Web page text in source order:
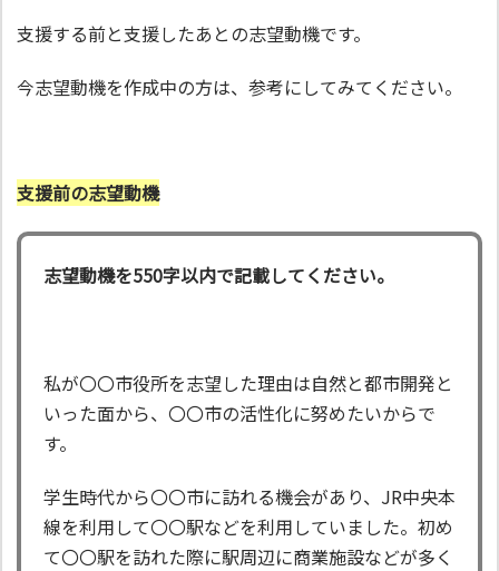
支援する前と支援したあとの志望動機です。
今志望動機を作成中の方は、参考にしてみてください。
支援前の志望動機
志望動機を550字以内で記載してください。
私が〇〇市役所を志望した理由は自然と都市開発と
いった面から、〇〇市の活性化に努めたいからで
す。
学生時代から〇〇市に訪れる機会があり、JR中央本
線を利用して〇〇駅などを利用していました。初め
て〇〇駅を訪れた際に駅周辺に商業施設などが多く